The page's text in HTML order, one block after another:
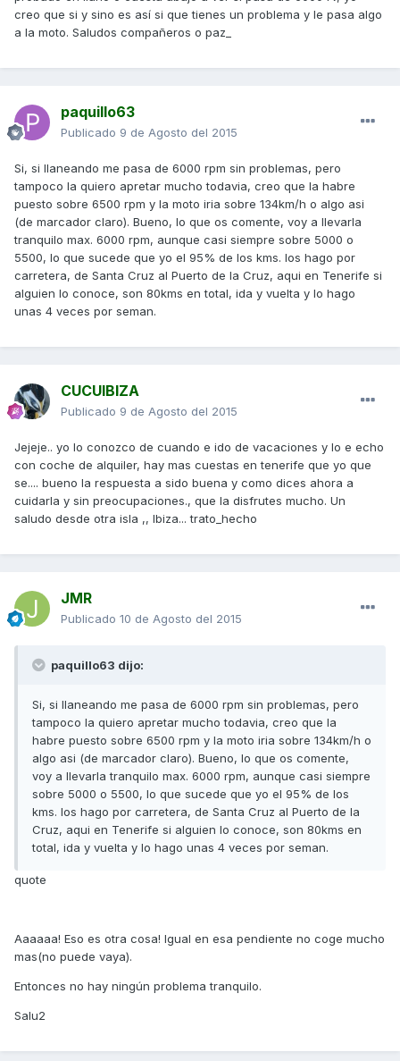
creo que si y sino es así si que tienes un problema y le pasa algo
a la moto. Saludos compañeros o paz_
paquillo63
Publicado 9 de Agosto del 2015
Si, si llaneando me pasa de 6000 rpm sin problemas, pero
tampoco la quiero apretar mucho todavia, creo que la habre
puesto sobre 6500 rpm y la moto iria sobre 134km/h o algo asi
(de marcador claro). Bueno, lo que os comente, voy a llevarla
tranquilo max. 6000 rpm, aunque casi siempre sobre 5000 o
5500, lo que sucede que yo el 95% de los kms. los hago por
carretera, de Santa Cruz al Puerto de la Cruz, aqui en Tenerife si
alguien lo conoce, son 80kms en total, ida y vuelta y lo hago
unas 4 veces por seman.
CUCUIBIZA
Publicado 9 de Agosto del 2015
Jejeje.. yo lo conozco de cuando e ido de vacaciones y lo e echo
con coche de alquiler, hay mas cuestas en tenerife que yo que
se.... bueno la respuesta a sido buena y como dices ahora a
cuidarla y sin preocupaciones., que la disfrutes mucho. Un
saludo desde otra isla ,, Ibiza... trato_hecho
JMR
Publicado 10 de Agosto del 2015
paquillo63 dijo:
Si, si llaneando me pasa de 6000 rpm sin problemas, pero
tampoco la quiero apretar mucho todavia, creo que la
habre puesto sobre 6500 rpm y la moto iria sobre 134km/h o
algo asi (de marcador claro). Bueno, lo que os comente,
voy a llevarla tranquilo max. 6000 rpm, aunque casi siempre
sobre 5000 o 5500, lo que sucede que yo el 95% de los
kms. los hago por carretera, de Santa Cruz al Puerto de la
Cruz, aqui en Tenerife si alguien lo conoce, son 80kms en
total, ida y vuelta y lo hago unas 4 veces por seman.
quote
Aaaaaa! Eso es otra cosa! Igual en esa pendiente no coge mucho
mas(no puede vaya).
Entonces no hay ningún problema tranquilo.
Salu2